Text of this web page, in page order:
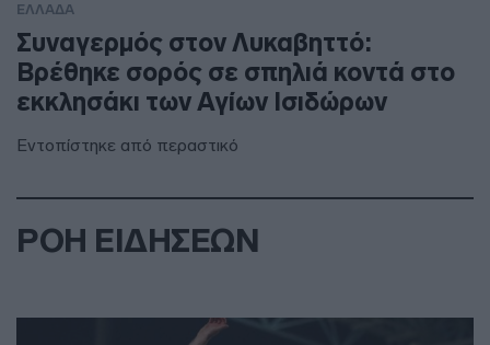
ΕΛΛΑΔΑ
Συναγερμός στον Λυκαβηττό:
Βρέθηκε σορός σε σπηλιά κοντά στο
εκκλησάκι των Αγίων Ισιδώρων
Εντοπίστηκε από περαστικό
ΡΟΗ ΕΙΔΗΣΕΩΝ